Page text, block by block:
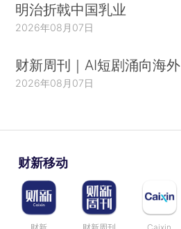
明治折戟中国乳业
2026年08月07日
财新周刊｜AI短剧涌向海外
2026年08月07日
财新移动